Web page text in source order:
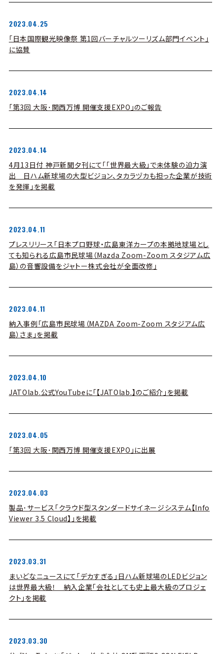
2023.04.25
「日本国際観光映像祭 第1回バーチャルツーリズム部門イベント」
に協賛
2023.04.14
「第3回 大阪･関西万博 開催支援EXPO」のご報告
2023.04.14
4月13日付 神戸新聞夕刊にて「「世界最大級」で未体験の迫力演
出 日ハム新球場の大型ビジョン、タカラヅカも担った企業が技術
を発揮」を掲載
2023.04.11
プレスリリース「日本プロ野球・広島東洋カープの本拠地球場とし
ても知られる広島市民球場（Mazda Zoom-Zoom スタジアム広
島）の音響設備をジャトー株式会社が全面改修」
2023.04.11
納入事例「広島市民球場（MAZDA Zoom-Zoom スタジアム広
島）さま」を掲載
2023.04.10
JATOlab.公式YouTubeに「【JATOlab.】のご紹介」を掲載
2023.04.05
「第3回 大阪･関西万博 開催支援EXPO」に出展
2023.04.03
製品･サービス「クラウド型スタンダードサイネージシステム【Info
Viewer 3.5 Cloud】」を掲載
2023.03.31
まいどなニュースにて「デカすぎる」日ハム新球場のLEDビジョン
は世界最大級！ 納入企業「会社としても史上最大級のプロジェ
クト」を掲載
2023.03.30